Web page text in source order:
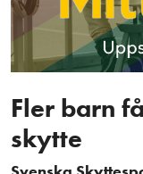
Fler barn
skytte